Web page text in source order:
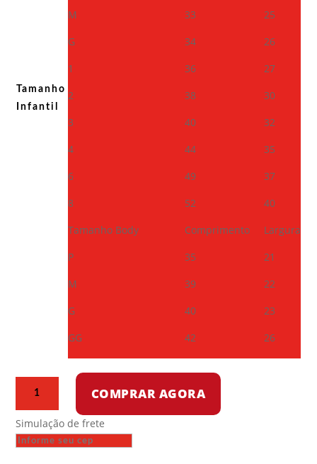
Tamanho
Infantil
M 33
25
G
34
26
1
36
27
2
38
30
3
40
32
4
44
35
6
49
37
8
52
40
Tamanho Body
Comprimento
Largura
P
35
21
M
39
22
G
40
23
GG
42 26
Ainda
estou
COMPRAR AGORA
Simulação de frete